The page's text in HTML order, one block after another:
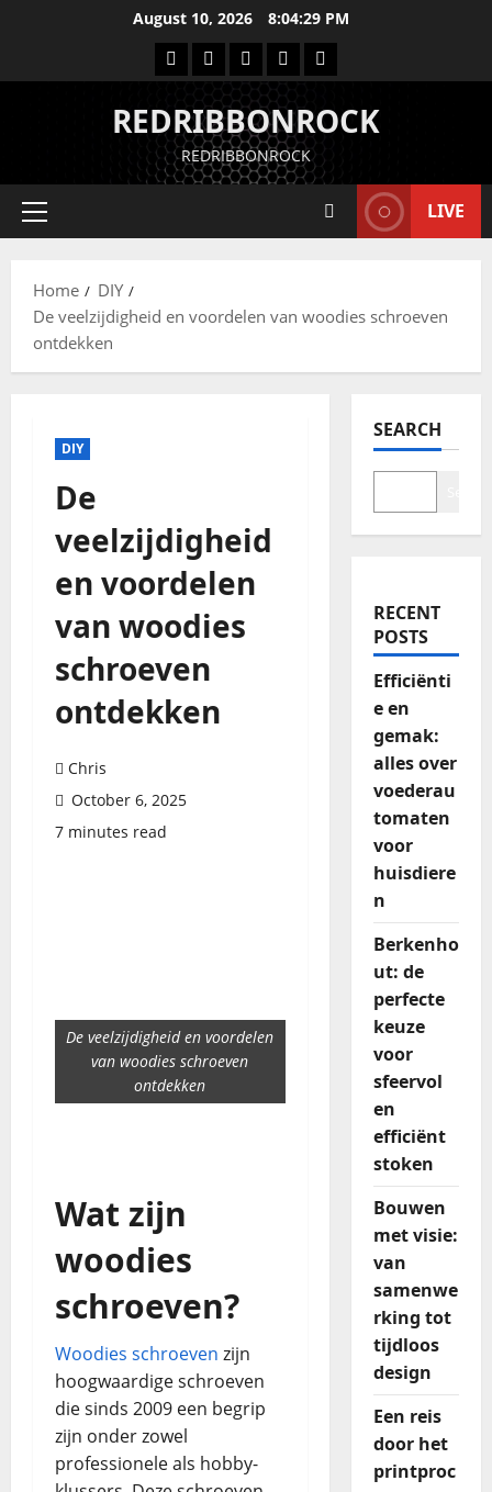
August 10, 2026 8:04:30 PM
REDRIBBONROCK
REDRIBBONROCK
LIVE
Home
DIY
De veelzijdigheid en voordelen van woodies schroeven
ontdekken
DIY
De
veelzijdigheid
en voordelen
van woodies
schroeven
ontdekken
Chris
October 6, 2025
7 minutes read
De veelzijdigheid en voordelen
van woodies schroeven
ontdekken
Wat zijn
woodies
schroeven?
Woodies schroeven zijn
hoogwaardige schroeven
die sinds 2009 een begrip
zijn onder zowel
professionele als hobby-
SEARCH
RECENT
POSTS
Efficiënti
e en
gemak:
alles over
voederau
tomaten
voor
huisdiere
n
Berkenho
ut: de
perfecte
keuze
voor
sfeervol
en
efficiënt
stoken
Bouwen
met visie:
van
samenwe
rking tot
tijdloos
design
Een reis
door het
printproc